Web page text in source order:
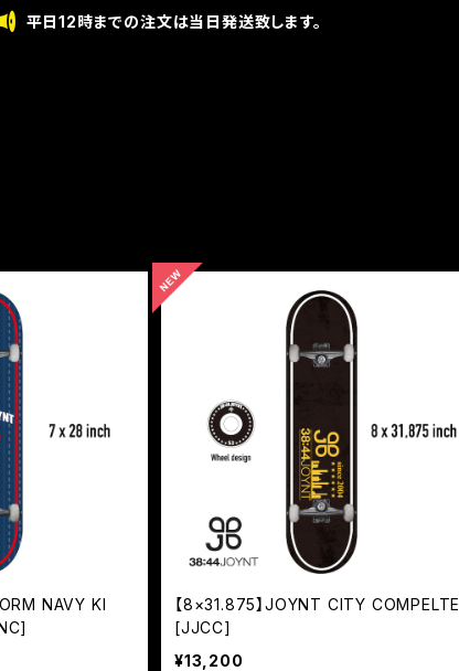
平日12時までの注文は当日発送致します。
NAVY KI
【8×31.875】JOYNT CITY COMPELTE
[JJCC]
¥13,200